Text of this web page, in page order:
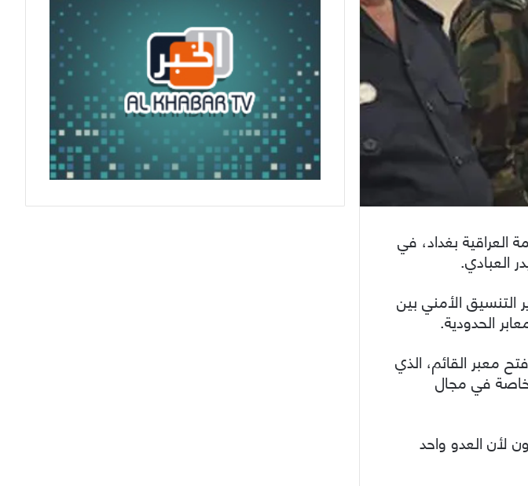
العراقية بغداد، في
العبادي.
التنسيق الأمني بين
الحدودية.
معبر القائم، الذي
في مجال
لأن العدو واحد